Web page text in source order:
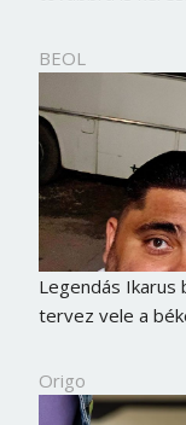
BEOL
Legendás
tervez vele a
Origo